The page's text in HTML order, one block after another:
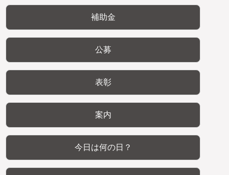
補助金
公募
表彰
案内
今日は何の日？